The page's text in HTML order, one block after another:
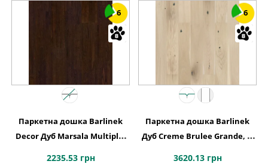
6
Паркетна дошка Barlinek
Decor Дуб Marsala Multiplo,
2235.53 грн
6
Паркетна дошка Barlinek
Дуб Creme Brulee Grande, 1-
3620.13 грн